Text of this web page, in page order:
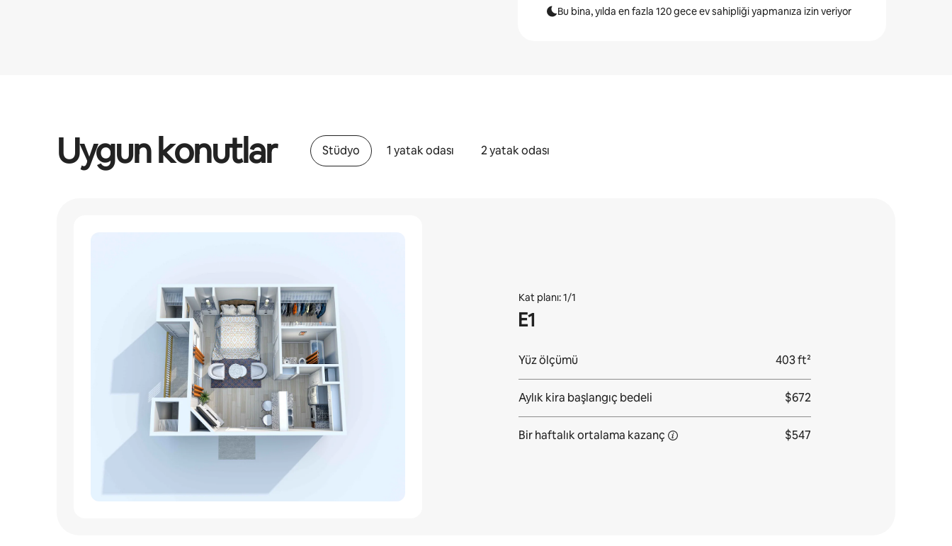
Bu bina, yılda en fazla 120 gece ev sahipliği yapmanıza izin veriyor
Uygun konutlar Stüdyo 1 yatak odası 2 yatak odası
Kat planı: 1/1
E1
Yüz ölçümü 403 ft²
Aylık kira başlangıç bedeli $672
Bir haftalık ortalama kazanç $547